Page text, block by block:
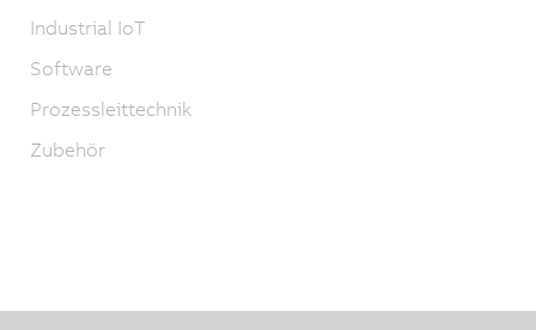
Industrial IoT
Software
Prozessleittechnik
Zubehör